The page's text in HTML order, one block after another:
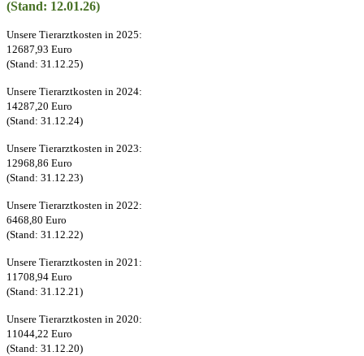
(Stand: 12.01.26)
Unsere Tierarztkosten in 2025:
12687,93 Euro
(Stand: 31.12.25)
Unsere Tierarztkosten in 2024:
14287,20 Euro
(Stand: 31.12.24)
Unsere Tierarztkosten in 2023:
12968,86 Euro
(Stand: 31.12.23)
Unsere Tierarztkosten in 2022:
6468,80 Euro
(Stand: 31.12.22)
Unsere Tierarztkosten in 2021:
11708,94 Euro
(Stand: 31.12.21)
Unsere Tierarztkosten in 2020:
11044,22 Euro
(Stand: 31.12.20)